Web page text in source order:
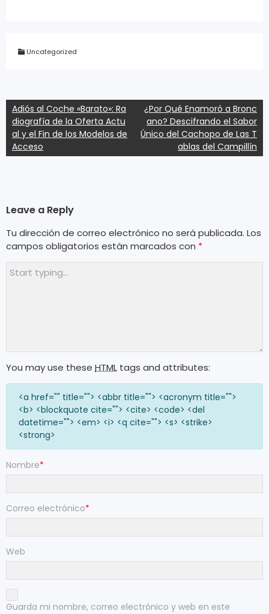
Uncategorized
Navegación
de
entradas
Adiós al Coche «Barato»: Ra
diografía de la Oferta Actu
al y el Fin de los Modelos de
Acceso
¿Por Qué Enamoró a Bronc
ano? Descifrando el Sabor
Único del Cachopo de Las T
ablas del Campillín
Leave a Reply
Tu dirección de correo electrónico no será publicada. Los
campos obligatorios están marcados con *
You may use these HTML tags and attributes:
<a href="" title=""> <abbr title=""> <acronym title="">
<b> <blockquote cite=""> <cite> <code> <del
datetime=""> <em> <i> <q cite=""> <s> <strike>
<strong>
Nombre*
Correo electrónico*
Web
Guarda mi nombre, correo electrónico y web en este